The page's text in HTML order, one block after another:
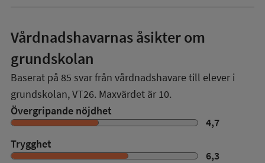
Vårdnadshavarnas åsikter om
grundskolan
Baserat på 85 svar från vårdnadshavare till elever i
grundskolan,VT26. Maxvärdet är 10.
Övergripande nöjdhet
4,7
Trygghet
6,3